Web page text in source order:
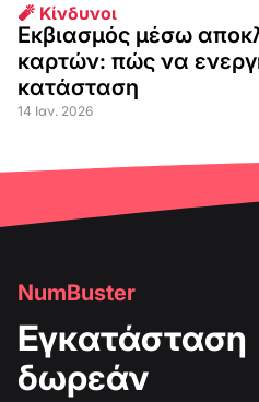
🧨 Κίνδυνοι
Εκβιασμός μέσω
καρτών: πώς να
κατάσταση
14 Ιαν. 2026
NumBuster
Εγκατάσταση
δωρεάν